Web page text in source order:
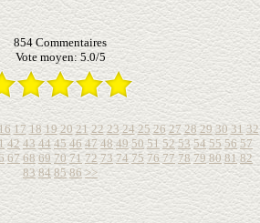
854Commentaires
Vote moyen:5.0/5
16 17 18 19 20 21 22 23 24 25 26 27 28 29 30 31 32
42 43 44 45 46 47 48 49 50 51 52 53 54 55 56 57
67 68 69 70 71 72 73 74 75 76 77 78 79 80 81 82
83 84 85 86 >>